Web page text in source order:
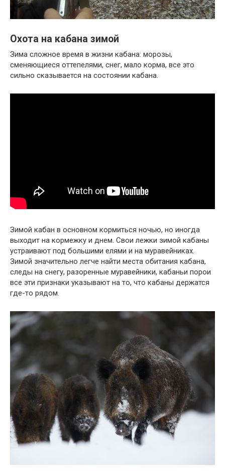
Охота на кабана зимой
Зима сложное время в жизни кабана: морозы,
сменяющиеся оттепелями, снег, мало корма, все это
сильно сказывается на состоянии кабана.
Зимой кабан в основном кормиться ночью, но иногда
выходит на кормежку и днем. Свои лежки зимой кабаны
устраивают под большими елями и на муравейниках.
Зимой значительно легче найти места обитания кабана,
следы на снегу, разоренные муравейники, кабаньи порои
все эти признаки указывают на то, что кабаны держатся
где-то рядом.